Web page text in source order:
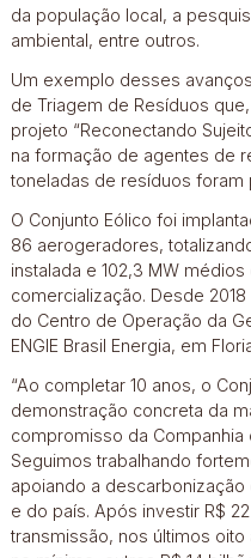
da população local, a
ambiental, entre outros.
Um exemplo desses
de Triagem de Resíduos
projeto “Reconectando
na formação de agentes de
toneladas de resíduos foram
O Conjunto Eólico foi
86 aerogeradores,
instalada e 102,3 MW
comercialização. Desde
do Centro de Operação da
ENGIE Brasil Energia, em
“Ao completar 10 anos, o
demonstração concreta da
compromisso da
Seguimos trabalhando
apoiando a
e do país. Após investir R$
transmissão, nos últimos